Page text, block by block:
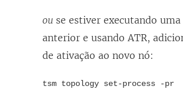
ou se estiver executando uma
anterior e usando ATR,
de ativação ao novo nó:
tsm topology set-process -pr